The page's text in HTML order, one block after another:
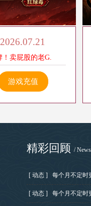
卖屁股的老G.
游戏充值
精彩回顾 / News
[ 动态 ] 每个月不定时
[ 动态 ] 每个月不定时